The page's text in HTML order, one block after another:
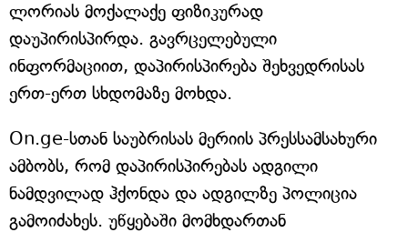
ლორიას მოქალაქე ფიზიკურად
დაუპირისპირდა. გავრცელებული
ინფორმაციით, დაპირისპირება შეხვედრისას
ერთ-ერთ სხდომაზე მოხდა.
On.ge-სთან საუბრისას მერიის პრესსამსახური
ამბობს, რომ დაპირისპირებას ადგილი
ნამდვილად ჰქონდა და ადგილზე პოლიცია
გამოიძახეს. უწყებაში მომხდართან